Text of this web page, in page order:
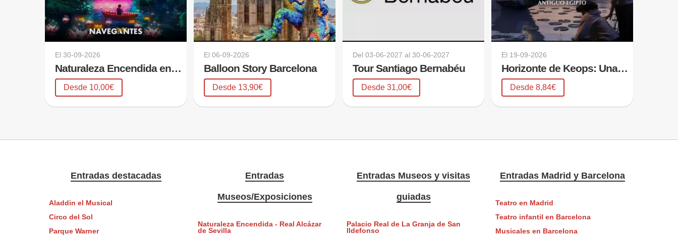
El30-09-2026
Naturaleza Encendida en Córdoba
Desde 10,00€
El06-09-2026
Balloon Story Barcelona
Desde 13,90€
Del03-06-2027 al30-06-2027
Tour Santiago Bernabéu
Desde 31,00€
El 19-09-2026
Horizonte de Keops: Una expedición por el antiguo Egipto
Desde 8,84€
Entradas destacadas
Aladdin el Musical
Circo del Sol
Parque Warner
Entradas
Museos/Exposiciones
Naturaleza Encendida - Real Alcázar
de Sevilla
Entradas Museos y visitas
guiadas
Palacio Real de La Granja de San
Ildefonso
Entradas Madrid y Barcelona
Teatro en Madrid
Teatro infantil en Barcelona
Musicales en Barcelona